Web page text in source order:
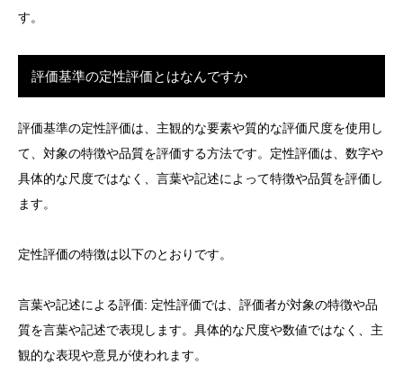
す。
評価基準の定性評価とはなんですか
評価基準の定性評価は、主観的な要素や質的な評価尺度を使用し
て、対象の特徴や品質を評価する方法です。定性評価は、数字や
具体的な尺度ではなく、言葉や記述によって特徴や品質を評価し
ます。
定性評価の特徴は以下のとおりです。
言葉や記述による評価: 定性評価では、評価者が対象の特徴や品
質を言葉や記述で表現します。具体的な尺度や数値ではなく、主
観的な表現や意見が使われます。